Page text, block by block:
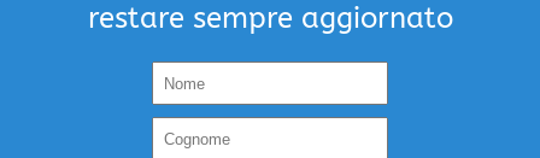
restare sempre aggiornato